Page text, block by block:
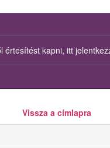
értesítést kapni, itt
Vissza a címlapra